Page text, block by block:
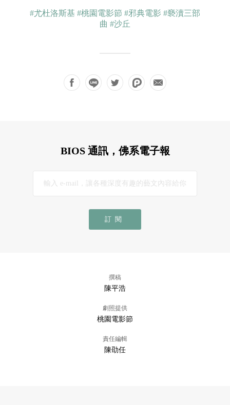
#尤杜洛斯基 #桃園電影節 #邪典電影 #褻瀆三部
曲 #沙丘
BIOS 通訊，佛系電子報
訂閱
撰稿
陳平浩
劇照提供
桃園電影節
責任編輯
陳劭任